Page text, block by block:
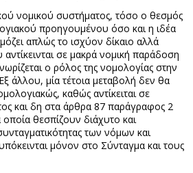
νομικού συστήματος, τόσο ο θεσμός
προηγουμένου όσο και η ιδέα
απλώς το ισχύον δίκαιο αλλά
αντίκεινται σε μακρά νομική παράδοση
ο ρόλος της νομολογίας στην
άλλου, μία τέτοια μεταβολή δεν θα
καθώς αντίκειται σε
και δη στα άρθρα 87 παράγραφος 2
θεσπίζουν διάχυτο και
των νόμων και
μόνον στο Σύνταγμα και τους